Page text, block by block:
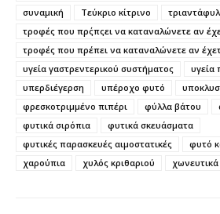
συναμική
Τεύκριο κίτρινο
τροφές που πρ΄ςπςει να καταναλώνετε αν
τροφές που πρέπει να καταναλώνετε αν
υγεία γαστρεντερικού συστήματος
υγεία
υπερδιέγερση
υπέροχο φυτό
φρεσκοτριμμένο πιπέρι
φύλλα βάτου
φυτικά σιρόπια
φυτικά σκευάσματα
φυτικές παρασκευές αιμοστατικές
φυτό
χαρούπια
χυλός κριθαριού χωνευτικά